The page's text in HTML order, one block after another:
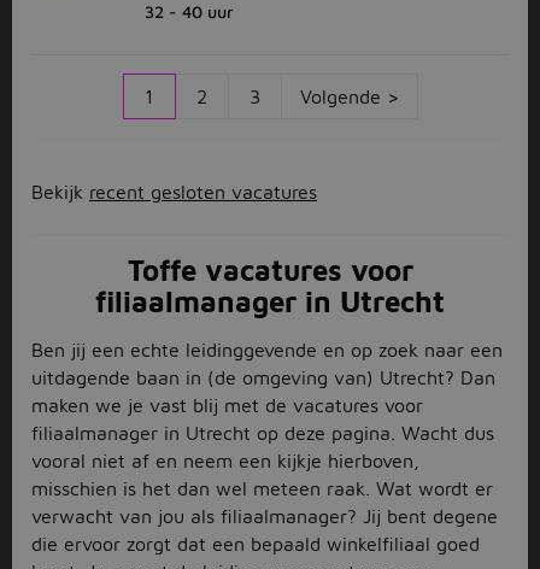
32 - 40 uur
1 2 3 Volgende >
Bekijk recent gesloten vacatures
Toffe vacatures voor
filiaalmanager in Utrecht
Ben jij een echte leidinggevende en op zoek naar een
uitdagende baan in (de omgeving van) Utrecht? Dan
maken we je vast blij met de vacatures voor
filiaalmanager in Utrecht op deze pagina. Wacht dus
vooral niet af en neem een kijkje hierboven,
misschien is het dan wel meteen raak. Wat wordt er
verwacht van jou als filiaalmanager? Jij bent degene
die ervoor zorgt dat een bepaald winkelfiliaal goed